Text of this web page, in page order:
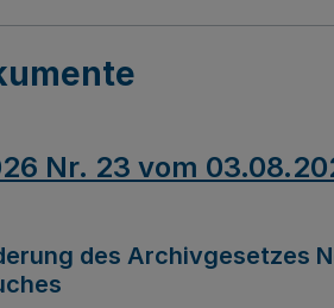
Nr. 23 vom
des Archivgesetzes